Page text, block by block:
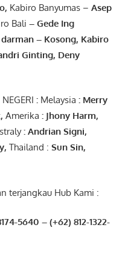
, Kabiro Banyumas – Asep
Bali – Gede Ing
darman– Kosong, Kabiro
Ginting, Deny
: Melaysia : Merry
Amerika : JhonyHarm,
: Andrian Signi,
Thailand : Sun Sin,
terjangkau Hub Kami :
5640 – (+62) 812-1322-